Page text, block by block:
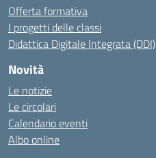
Offerta formativa
I progetti delle classi
Didattica Digitale Integrata (DDI)
Novità
Le notizie
Le circolari
Calendario eventi
Albo online